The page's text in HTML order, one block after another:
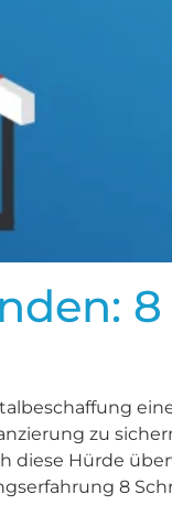
zu
diese Hürde
8